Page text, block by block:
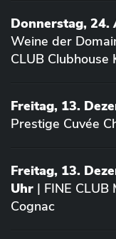
Donnerstag,
Weine der
CLUB
Freitag, 13.
Prestige Cuvée
Freitag, 13.
Uhr | FINE CLUB
Cognac